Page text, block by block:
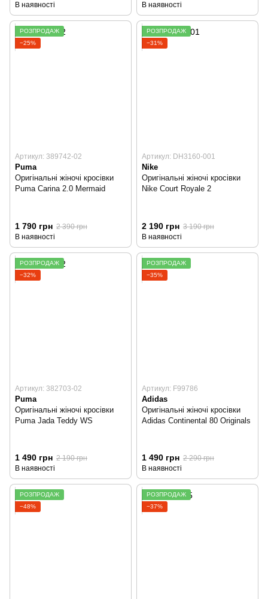
В наявності
В наявності
РОЗПРОДАЖ
−25%
Артикул: 389742-02
Puma
Оригінальні жіночі кросівки
Puma Carina 2.0 Mermaid
1 790 грн 2 390 грн
В наявності
РОЗПРОДАЖ
−31%
Артикул: DH3160-001
Nike
Оригінальні жіночі кросівки
Nike Court Royale 2
2 190 грн 3 190 грн
В наявності
РОЗПРОДАЖ
−32%
Артикул: 382703-02
Puma
Оригінальні жіночі кросівки
Puma Jada Teddy WS
1 490 грн 2 190 грн
В наявності
РОЗПРОДАЖ
−35%
Артикул: F99786
Adidas
Оригінальні жіночі кросівки
Adidas Continental 80 Originals
1 490 грн 2 290 грн
В наявності
РОЗПРОДАЖ
−48%
РОЗПРОДАЖ
−37%